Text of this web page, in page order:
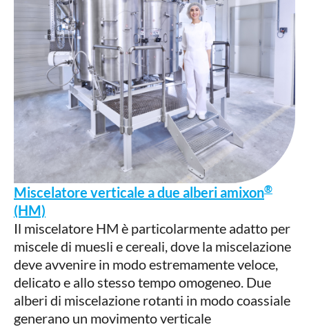
Miscelatore verticale a due alberi amixon®
(HM)
Il miscelatore HM è particolarmente adatto per
miscele di muesli e cereali, dove la miscelazione
deve avvenire in modo estremamente veloce,
delicato e allo stesso tempo omogeneo. Due
alberi di miscelazione rotanti in modo coassiale
generano un movimento verticale